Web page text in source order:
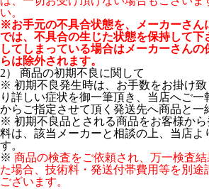
い。
※お手元の不具合状態を、メーカーさん
では、不具合の生じた状態を保持して下
してしまっている場合はメーカーさん
らは除外されます。
2） 商品の初期不良に関して
※ 初期不良発生時は、お手数をお掛け
り詳しい症状を御一筆頂き、当店へご一
からご指定させて頂く発送先へ商品と一
※ 初期不良品とされる商品をお客様か
料は、該当メーカーと相談の上、当店よ
す。
※ 商品の検査をご依頼され、万一検査
た場合、技術料・発送付帯費用等を別途
ございます。